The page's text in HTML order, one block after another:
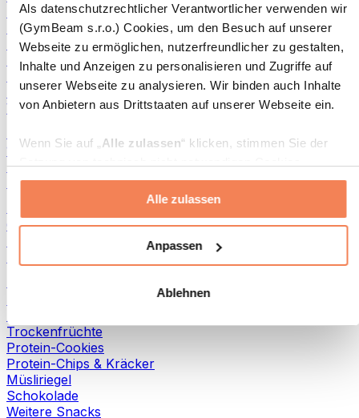
Als datenschutzrechtlicher Verantwortlicher verwenden wir
(GymBeam s.r.o.) Cookies, um den Besuch auf unserer
Webseite zu ermöglichen, nutzerfreundlicher zu gestalten,
Inhalte und Anzeigen zu personalisieren und Zugriffe auf
unserer Webseite zu analysieren. Wir binden auch Inhalte
von Anbietern aus Drittstaaten auf unserer Webseite ein.
Wenn Sie auf „Alle zulassen“ klicken, stimmen Sie der
(insbesondere zu Analyse- und Marketingzwecken) zu.
Ablehnen“ klicken, werden nur
„notwendige“ Cookies gesetzt, welche für den Betrieb der
Webseite erforderlich sind. Sie können auch eine
Weitere Informationen über die Verarbeitung Ihrer Daten
finden Sie in den Unterpunkten „Details“ und „Über
Cookies“ sowie in unserer
Sie können Ihre Einwilligung jederzeit in den
Alle zulassen
Anpassen
Ablehnen
Fisch-Produkte
Fertiggerichte
Eier-Produkte
Brot & Gebäck
Hülsenfrüchte
Weitere Fitness-Foods
100 % Nussbutter
Süße Nussbutter
Protein-Nussbutter
Grüne Superfoods
Trockenfrüchte
Protein-Cookies
Protein-Chips & Kräcker
Müsliriegel
Schokolade
Weitere Snacks